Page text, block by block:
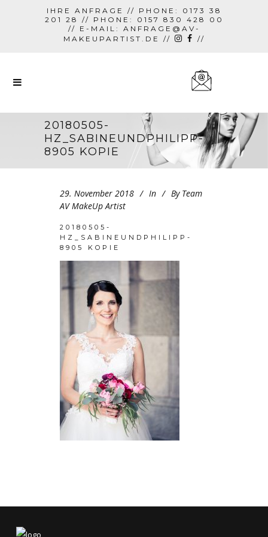
IHRE ANFRAGE // PHONE: 0173 38
201 28 // PHONE: 0157 830 428 00
// E-MAIL: ANFRAGE@AV-
MAKEUPARTIST.DE
// //
20180505-
HZ_SABINEUNDPHILIPP-
8905 KOPIE
29. November 2018 In By Team
AV MakeUp Artist
20180505-
HZ_SABINEUNDPHILIPP-
8905 KOPIE